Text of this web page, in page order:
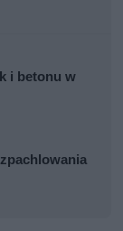
i betonu w